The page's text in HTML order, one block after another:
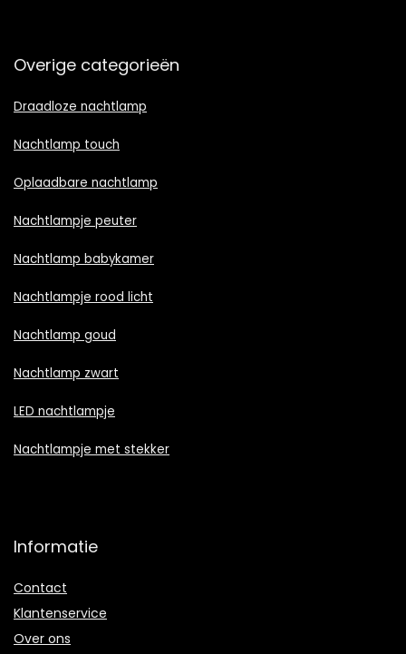
Overige categorieën
Draadloze nachtlamp
Nachtlamp touch
Oplaadbare nachtlamp
Nachtlampje peuter
Nachtlamp babykamer
Nachtlampje rood licht
Nachtlamp goud
Nachtlamp zwart
LED nachtlampje
Nachtlampje met stekker
Informatie
Contact
Klantenservice
Over ons